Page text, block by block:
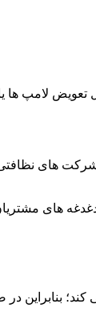
لامپ ها یا
های نظافتی
های
بنابراین در